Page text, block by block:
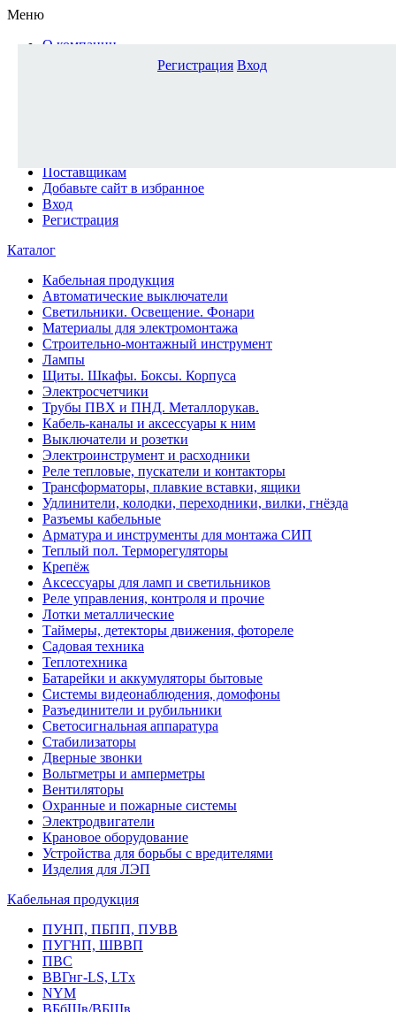
Меню
О компании
Поставщикам
Добавьте сайт в избранное
Вход
Регистрация
Каталог
Кабельная продукция
Автоматические выключатели
Светильники. Освещение. Фонари
Материалы для электромонтажа
Строительно-монтажный инструмент
Лампы
Щиты. Шкафы. Боксы. Корпуса
Электросчетчики
Трубы ПВХ и ПНД. Металлорукав.
Кабель-каналы и аксессуары к ним
Выключатели и розетки
Электроинструмент и расходники
Реле тепловые, пускатели и контакторы
Трансформаторы, плавкие вставки, ящики
Удлинители, колодки, переходники, вилки, гнёзда
Разъемы кабельные
Арматура и инструменты для монтажа СИП
Теплый пол. Терморегуляторы
Крепёж
Аксессуары для ламп и светильников
Реле управления, контроля и прочие
Лотки металлические
Таймеры, детекторы движения, фотореле
Садовая техника
Теплотехника
Батарейки и аккумуляторы бытовые
Системы видеонаблюдения, домофоны
Разъединители и рубильники
Светосигнальная аппаратура
Стабилизаторы
Дверные звонки
Вольтметры и амперметры
Вентиляторы
Охранные и пожарные системы
Электродвигатели
Крановое оборудование
Устройства для борьбы с вредителями
Изделия для ЛЭП
Кабельная продукция
ПУНП, ПБПП, ПУВВ
ПУГНП, ШВВП
ПВС
ВВГнг-LS, LTx
NYM
ВБбШв/ВБШв
Регистрация Вход